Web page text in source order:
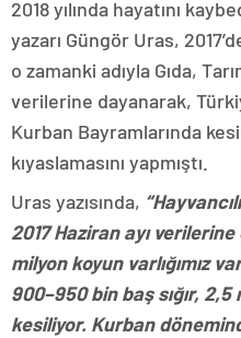
2018 yılında hayatını
yazarı Güngör Uras,
o zamanki adıyla Gıda,
verilerine dayanarak,
Kurban Bayramlarında
kıyaslamasını yapmıştı.
Uras yazısında,
2017 Haziran ayı verilerine
milyon koyun varlığımız
900–950 bin baş sığır,
kesiliyor. Kurban